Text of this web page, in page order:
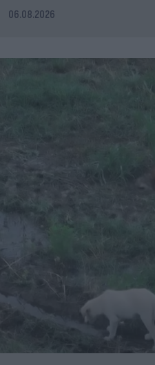
06.08.2026